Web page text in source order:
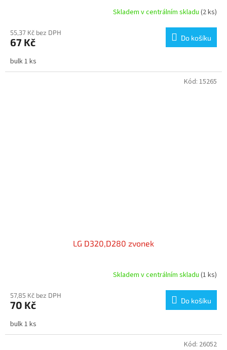
Skladem v centrálním skladu (2 ks)
55,37 Kč bez DPH
67 Kč Do košíku
bulk 1 ks
LG D320,D280 zvonek
Skladem v centrálním skladu (1 ks)
57,85 Kč bez DPH
70 Kč Do košíku
bulk 1 ks
Kód: 15265
Kód: 26052